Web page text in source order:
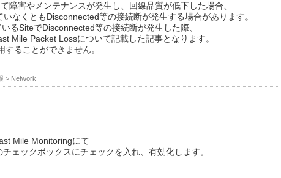
障害やメンテナンスが発生し、回線品質が低下した場合、
なくともDisconnected等の接続断が発生する場合があります。
るSiteでDisconnected等の接続断が発生した際、
Mile Packet Lossについて記載した記事となります。
ることができません。
> Network
Mile Monitoringにて
ェックボックスにチェックを入れ、有効化します。